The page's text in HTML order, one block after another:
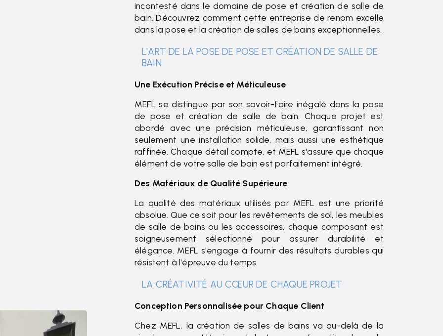
incontesté dans le domaine de pose et création de salle de
bain. Découvrez comment cette entreprise de renom excelle
dans la pose et la création de salles de bains exceptionnelles.
L'ART DE LA POSE DE POSE ET CRÉATION DE SALLE DE
BAIN
Une Exécution Précise et Méticuleuse
MEFL se distingue par son savoir-faire inégalé dans la pose
de pose et création de salle de bain. Chaque projet est
abordé avec une précision méticuleuse, garantissant non
seulement une installation solide, mais aussi une esthétique
raffinée. Chaque détail compte, et MEFL s'assure que chaque
élément de votre salle de bain est parfaitement intégré.
Des Matériaux de Qualité Supérieure
La qualité des matériaux utilisés par MEFL est une priorité
absolue. Que ce soit pour les revêtements de sol, les meubles
de salle de bains ou les accessoires, chaque composant est
soigneusement sélectionné pour assurer durabilité et
élégance. MEFL s'engage à fournir des résultats durables qui
résistent à l'épreuve du temps.
LA CRÉATIVITÉ AU CŒUR DE CHAQUE PROJET
Conception Personnalisée pour Chaque Client
Chez MEFL, la création de salles de bains va au-delà de la